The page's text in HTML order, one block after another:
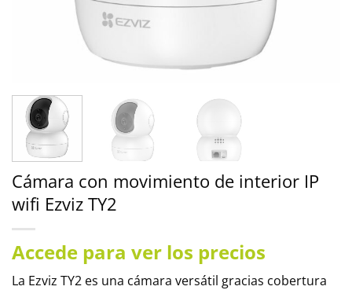
Cámara con movimiento de interior IP
wifi Ezviz TY2
Accede para ver los precios
La Ezviz TY2 es una cámara versátil gracias cobertura